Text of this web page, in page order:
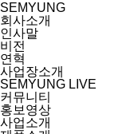
SEMYUNG
회사소개
인사말
비전
연혁
사업장소개
SEMYUNG LIVE
커뮤니티
홍보영상
사업소개